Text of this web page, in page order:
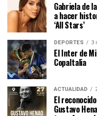
Gabriela de
a hacer
‘All Stars’
DEPORTES 3
El Inter de
CopaItalia
ACTUALIDAD
El
Gustavo